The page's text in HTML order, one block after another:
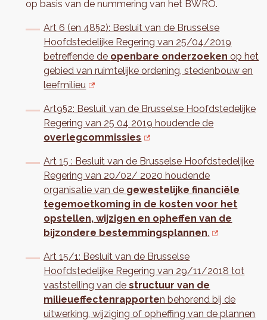
op basis van de nummering van het BWRO.
Art 6 (en 48§2): Besluit van de Brusselse
Hoofdstedelijke Regering van 25/04/2019
betreffende de openbare onderzoeken op het
gebied van ruimtelijke ordening, stedenbouw en
leefmilieu
Art9§2: Besluit van de Brusselse Hoofdstedelijke
Regering van 25 04 2019 houdende de
overlegcommissies
Art 15 : Besluit van de Brusselse Hoofdstedelijke
Regering van 20/02/ 2020 houdende
organisatie van de gewestelijke financiële
tegemoetkoming in de kosten voor het
opstellen, wijzigen en opheffen van de
bijzondere bestemmingsplannen.
Art 15/1: Besluit van de Brusselse
Hoofdstedelijke Regering van 29/11/2018 tot
vaststelling van destructuur van de
milieueffectenrapporten behorend bij de
uitwerking, wijziging of opheffing van de plannen